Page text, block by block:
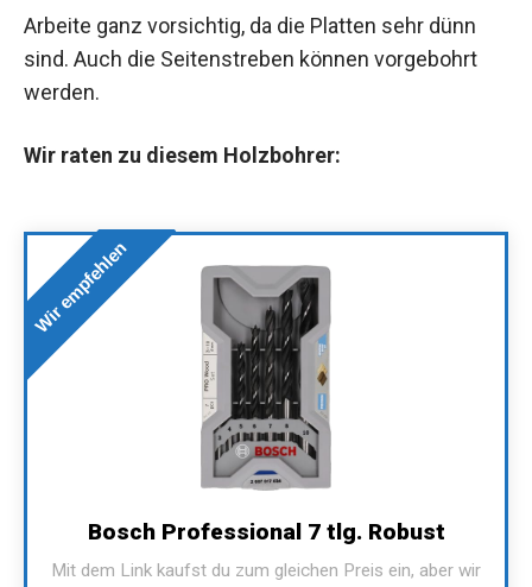
Arbeite ganz vorsichtig, da die Platten sehr dünn
sind. Auch die Seitenstreben können vorgebohrt
werden.
Wir raten zu diesem Holzbohrer:
Wir empfehlen
Bosch Professional 7 tlg. Robust
Mit dem Link kaufst du zum gleichen Preis ein, aber wir